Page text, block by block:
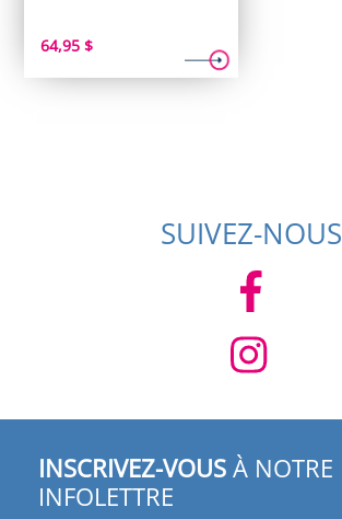
64,95$
SUIVEZ-NOUS
INSCRIVEZ-VOUS À NOTRE
INFOLETTRE